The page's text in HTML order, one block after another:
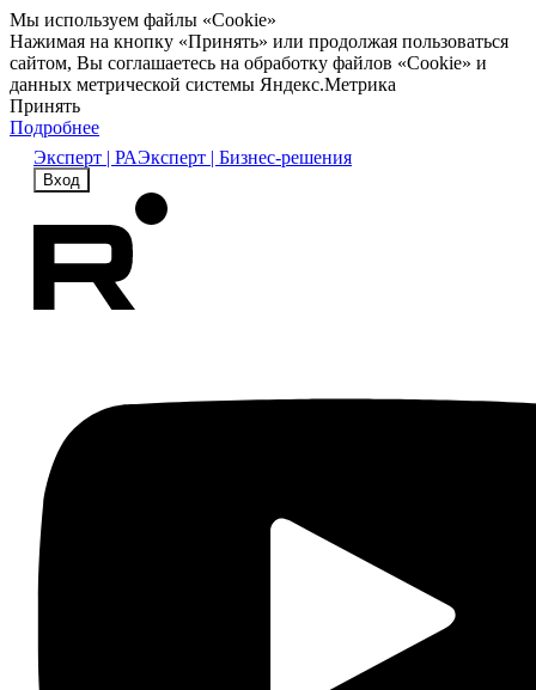
Мы используем файлы «Cookie»
Нажимая на кнопку «Принять» или продолжая пользоваться
сайтом, Вы соглашаетесь на обработку файлов «Cookie» и
данных метрической системы Яндекс.Метрика
Принять
Подробнее
Эксперт | РАЭксперт | Бизнес-решения
Вход